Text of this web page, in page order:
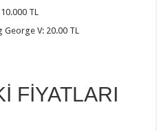
TL
George V: 20.00 TL
FİYATLARI